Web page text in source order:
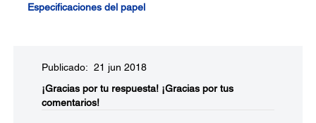
Especificaciones del papel
Publicado: 21 jun 2018
¡Gracias por tu respuesta! ¡Gracias por tus
comentarios!